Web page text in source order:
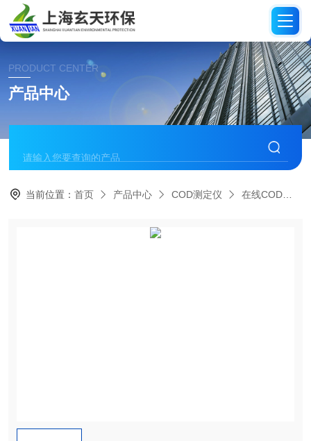
PRODUCT CENTER
产品中心
当前位置：首页 产品中心 COD测定仪 在线COD分析仪